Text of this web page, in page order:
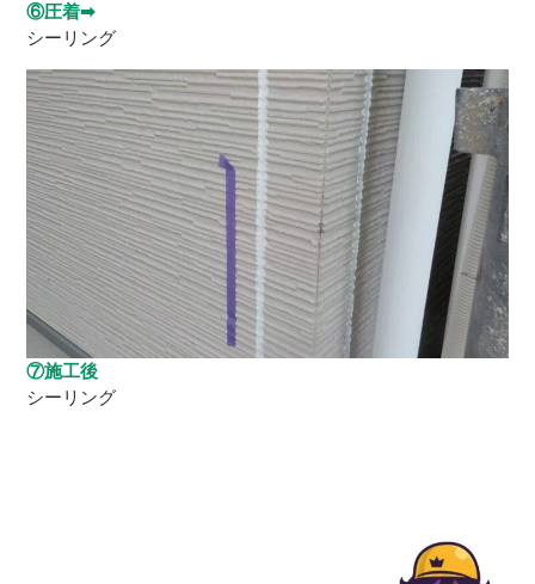
⑥圧着➡
シーリング
⑦施工後
シーリング